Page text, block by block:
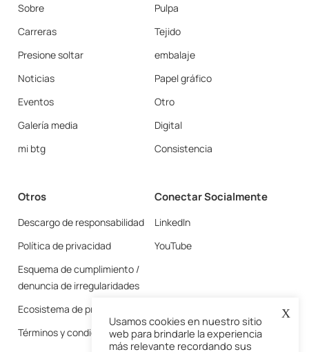
Sobre
Carreras
Presione soltar
Noticias
Eventos
Galería media
mi btg
Pulpa
Tejido
embalaje
Papel gráfico
Otro
Digital
Consistencia
Otros
Descargo de responsabilidad
Política de privacidad
Esquema de cumplimiento /
denuncia de irregularidades
Ecosistema de proveedores
Términos y condiciones
Conectar Socialmente
LinkedIn
YouTube
X
Usamos cookies en nuestro sitio
web para brindarle la experiencia
más relevante recordando sus